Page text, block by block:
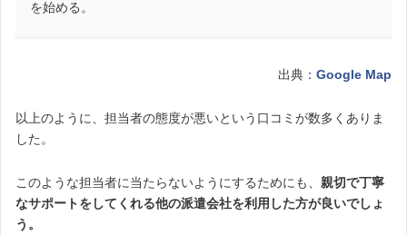
を始める。
出典： Google Map
以上のように、担当者の態度が悪いという口コミが数多くありま
した。
このような担当者に当たらないようにするためにも、 親切で丁寧
なサポートをしてくれる他の派遣会社を利用した方が良いでしょ
う。